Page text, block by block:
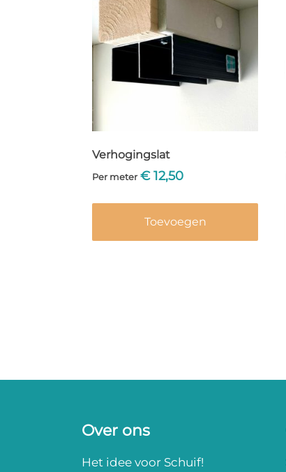
Verhogingslat
Per meter €12,50
Toevoegen
Over ons
Het idee voor Schuif!